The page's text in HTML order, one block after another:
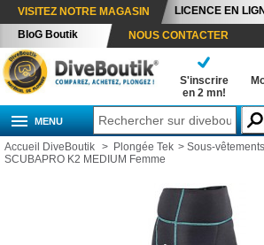
VISITEZ NOTRE MAGASIN
LICENCE EN
BloG Boutik
NOUS CONTACTER
S'inscrire
en 2 mn!
MENU
Accueil DiveBoutik > Plongée Tek > Sous-
SCUBAPRO K2 MEDIUM Femme